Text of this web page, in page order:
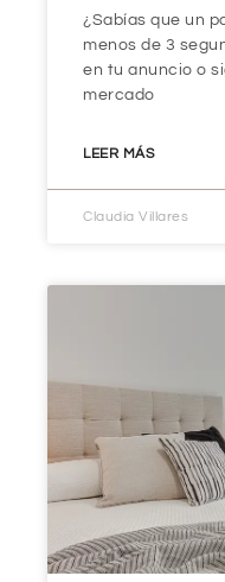
¿Sabías que un
menos de 3
en tu anuncio o
mercado
LEER MÁS
Claudia Villares